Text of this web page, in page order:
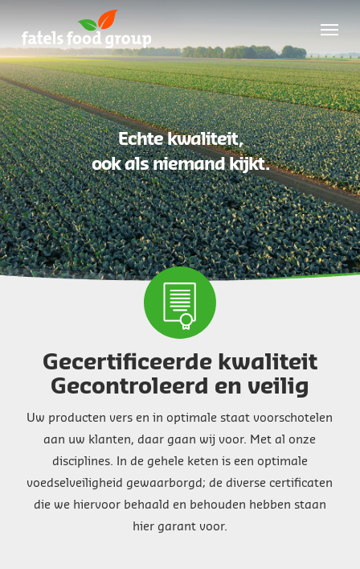
main
content
Echte kwaliteit,
ook als niemand kijkt.
Gecertificeerde kwaliteit
Gecontroleerd en veilig
Uw producten vers en in optimale staat voorschotelen
aan uw klanten, daar gaan wij voor. Met al onze
disciplines. In de gehele keten is een optimale
voedselveiligheid gewaarborgd; de diverse certificaten
die we hiervoor behaald en behouden hebben staan
hier garant voor.